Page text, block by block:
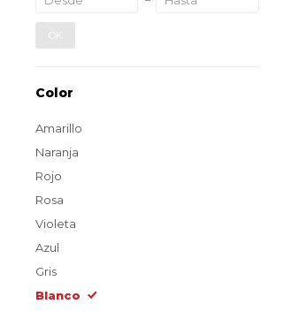
OK
Color
Amarillo
Naranja
Rojo
Rosa
Violeta
Azul
Gris
Blanco